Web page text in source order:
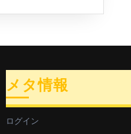
メタ情報
ログイン